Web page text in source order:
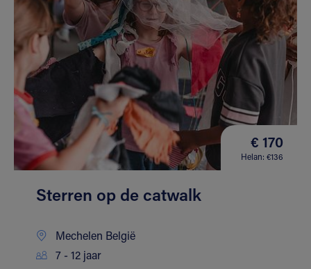
€ 170
Helan: €136
Sterren op de catwalk
Mechelen België
7 - 12 jaar